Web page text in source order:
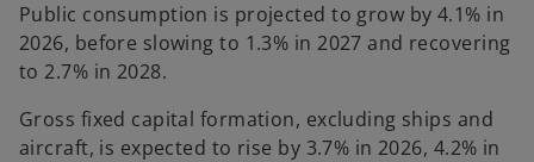
Public consumption is projected to grow by 4.1% in
2026, before slowing to 1.3% in 2027 and recovering
to 2.7% in 2028.
Gross fixed capital formation, excluding ships and
aircraft, is expected to rise by 3.7% in 2026, 4.2% in